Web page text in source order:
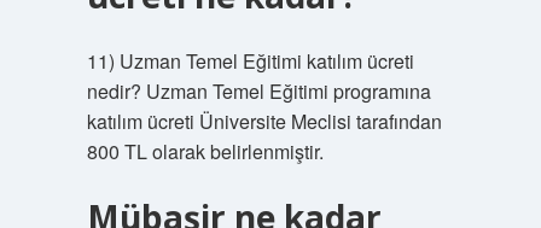
11) Uzman Temel Eğitimi katılım ücreti
nedir? Uzman Temel Eğitimi programına
katılım ücreti Üniversite Meclisi tarafından
800 TL olarak belirlenmiştir.
Mübaşir ne kadar